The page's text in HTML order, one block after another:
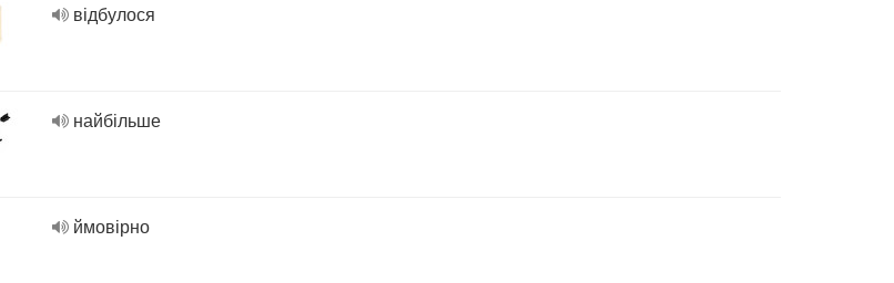
відбулося
найбільше
ймовірно